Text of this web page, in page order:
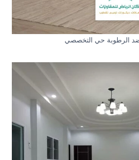
الرطوبة حي التخصصي